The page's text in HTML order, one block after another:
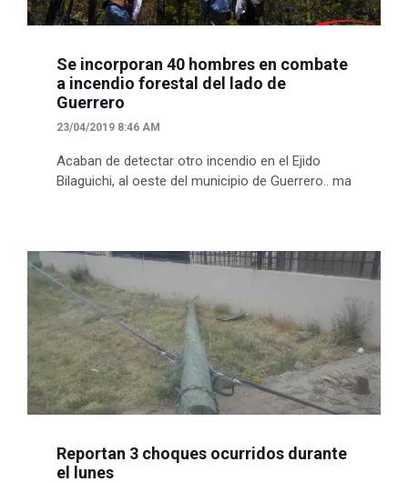
Se incorporan 40 hombres en combate
a incendio forestal del lado de
Guerrero
23/04/2019 8:46 AM
Acaban de detectar otro incendio en el Ejido
Bilaguichi, al oeste del municipio de Guerrero.. ma
Reportan 3 choques ocurridos durante
el lunes